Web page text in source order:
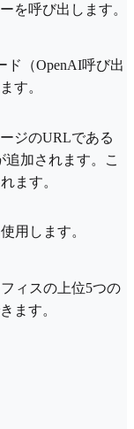
を呼び出します。
ド（OpenAI呼び出
す。
ジのURLである
加されます。こ
ます。
用します。
ィスの上位5つの
ます。